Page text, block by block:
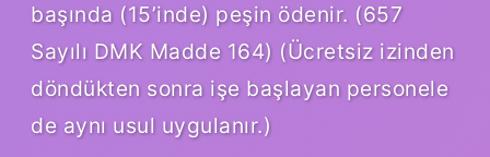
başında (15’inde) peşin ödenir. (657
Sayılı DMK Madde 164) (Ücretsiz izinden
döndükten sonra işe başlayan personele
de aynı usul uygulanır.)